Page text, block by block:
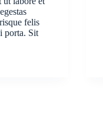
felis
porta. Sit